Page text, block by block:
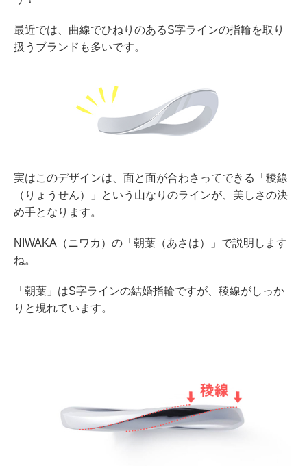
最近では、曲線でひねりのあるS字ラインの指輪を取り
扱うブランドも多いです。
実はこのデザインは、面と面が合わさってできる「稜線
（りょうせん）」という山なりのラインが、美しさの決
め手となります。
NIWAKA（ニワカ）の「朝葉（あさは）」で説明します
ね。
「朝葉」はS字ラインの結婚指輪ですが、稜線がしっか
りと現れています。